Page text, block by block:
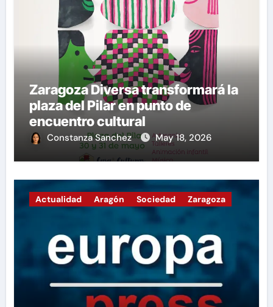
Zaragoza Diversa transformará la
plaza del Pilar en punto de
encuentro cultural
Constanza Sanchez May 18, 2026
Actualidad Aragón Sociedad Zaragoza